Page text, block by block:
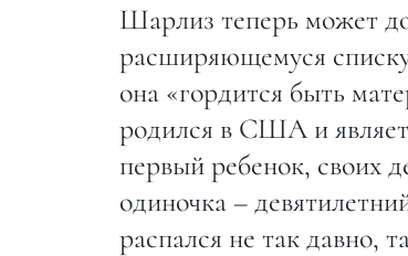
Шарлиз теперь может
расширяющемуся
она «гордится быть
родился в США и
первый ребенок, своих
одиночка –
распался не так давно,